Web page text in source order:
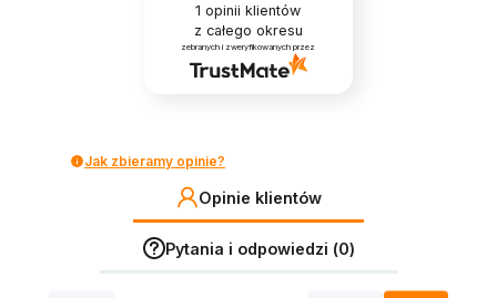
1 opinii klientów
z całego okresu
zebranych i zweryfikowanych przez
Jak zbieramy opinie?
Opinie klientów
Pytania i odpowiedzi (0)